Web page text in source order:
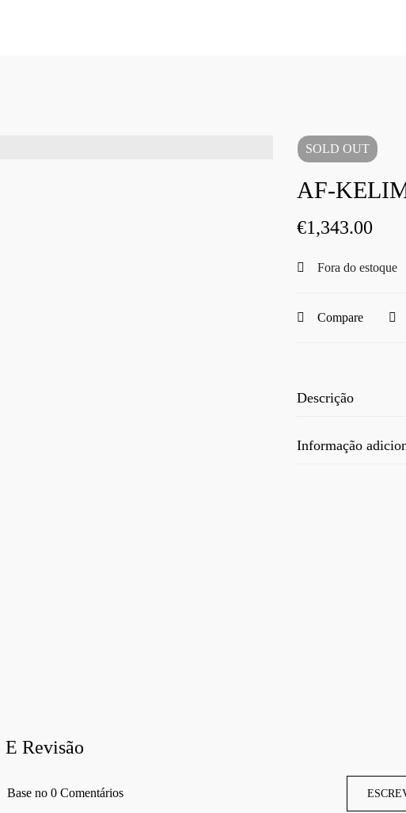
SOLD OUT
AF-
€1,343.00
Fora do estoque
Compare
Descrição
Informação
Revisão
Base no 0 Comentários